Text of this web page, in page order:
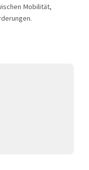
Mobilität,